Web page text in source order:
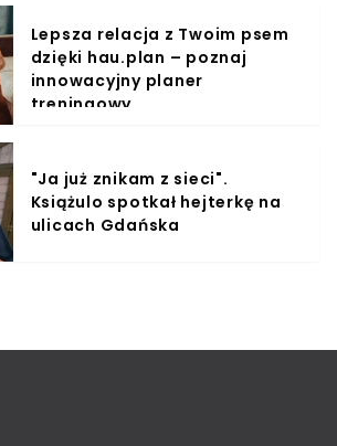
Lepsza relacja z Twoim psem
dzięki hau.plan – poznaj
innowacyjny planer
treningowy
"Ja już znikam z sieci".
Książulo spotkał hejterkę na
ulicach Gdańska